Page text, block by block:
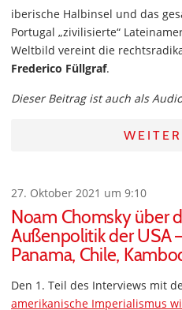
iberische Halbinsel und das
Portugal „zivilisierte“
Weltbild vereint die
Frederico Füllgraf.
Dieser Beitrag ist auch als
27. Oktober 2021 um 9:10
Noam Chomsky über
Außenpolitik der USA
Panama, Chile,
Den 1. Teil des Interviews mit
amerikanische Imperialismus